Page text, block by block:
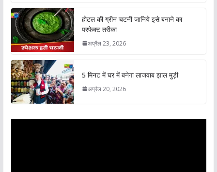
होटल की ग्रीन चटनी जानिये इसे बनाने का
परफेक्ट तरीका
अप्रैल 23, 2026
5 मिनट में घर में बनेगा लाजवाब झाल मुड़ी
अप्रैल 20, 2026